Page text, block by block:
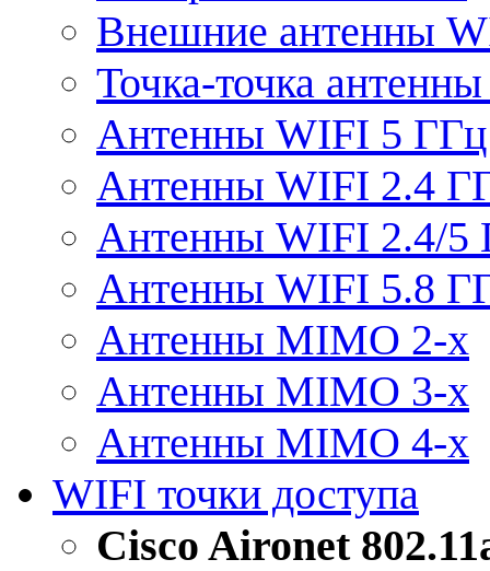
Внешние антенны
Точка-точка
Антенны WIFI 5 ГГц
Антенны WIFI 2.4
Антенны WIFI 2.4/5
Антенны WIFI 5.8
Антенны MIMO 2-x
Антенны MIMO 3-x
Антенны MIMO 4-x
WIFI точки доступа
Cisco Aironet